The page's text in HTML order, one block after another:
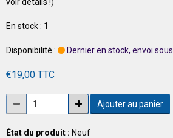
En stock : 1
Disponibilité : Dernier en stock, envoi
€19,00 TTC
Ajouter au panier
État du produit : Neuf